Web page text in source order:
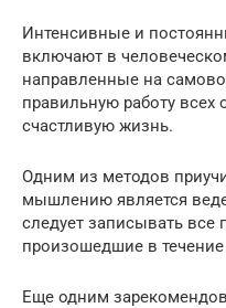
Интенсивные и
включают в
направленные на
правильную работу всех
счастливую жизнь.
Одним из методов
мышлению является
следует записывать
произошедшие в
Еще одним